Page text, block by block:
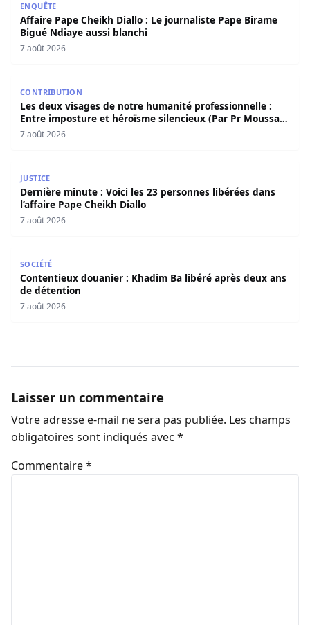
ENQUÊTE
Affaire Pape Cheikh Diallo : Le journaliste Pape Birame
Bigué Ndiaye aussi blanchi
7 août 2026
CONTRIBUTION
Les deux visages de notre humanité professionnelle :
Entre imposture et héroïsme silencieux (Par Pr Moussa
Seydi)
7 août 2026
JUSTICE
Dernière minute : Voici les 23 personnes libérées dans
l’affaire Pape Cheikh Diallo
7 août 2026
SOCIÉTÉ
Contentieux douanier : Khadim Ba libéré après deux ans
de détention
7 août 2026
Laisser un commentaire
Votre adresse e-mail ne sera pas publiée. Les champs
obligatoires sont indiqués avec *
Commentaire*